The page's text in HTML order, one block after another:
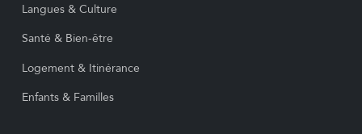
Langues & Culture
Santé & Bien-être
Logement & Itinérance
Enfants & Familles